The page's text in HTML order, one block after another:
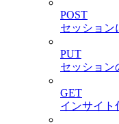
POST
セッション
PUT
セッション
GET
インサイト